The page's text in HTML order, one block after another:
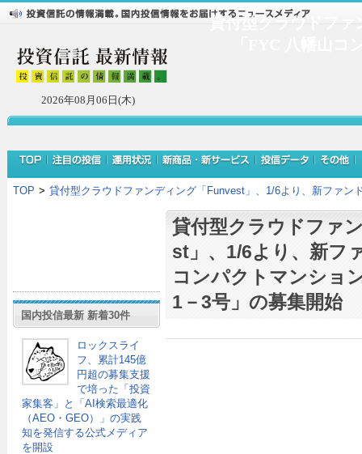
2026年08月06日(木)
貸付型クラウドファ
TOP > 貸付型クラウドファンディング「Funvest」、1/6より、新ファ
国内投信最新 新着30件
ロックスライ
フ、累計145億
円超の募集支援
で培った「投資
家集客」と「AI検索最適化
（AEO・GEO）」の実践
知を発信する公式メディア
を開設
貸付型クラウドファ
st」、1/6より、新フ
コンパクトマンショ
1－3号」の募集開始